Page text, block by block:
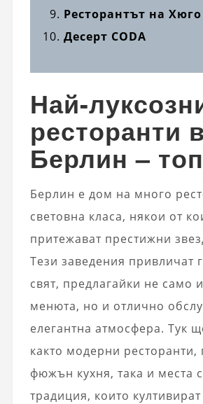
Ресторантът на Хюго
Десерт CODA
Най-
ресторанти в
Берлин –
Берлин е дом на много
световна класа, някои от
притежават престижни
Тези заведения привличат
свят, предлагайки не само
менюта, но и отлично
елегантна атмосфера. Тук
както модерни ресторанти,
фюжън кухня, така и места
традиция, които